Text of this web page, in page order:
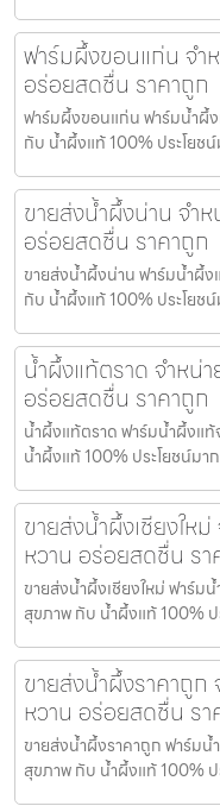
ฟาร์มผึ้งขอนแก่น จำ
อร่อยสดชื่น ราคาถูก
ฟาร์มผึ้งขอนแก่น ฟาร์มน้ำผึ้
กับ น้ำผึ้งแท้ 100% ประโยช
ขายส่งน้ำผึ้งน่าน จำ
อร่อยสดชื่น ราคาถูก
ขายส่งน้ำผึ้งน่าน ฟาร์มน้ำผึ้
กับ น้ำผึ้งแท้ 100% ประโยช
น้ำผึ้งแท้ตราด จำหน่
อร่อยสดชื่น ราคาถูก
น้ำผึ้งแท้ตราด ฟาร์มน้ำผึ้งแ
น้ำผึ้งแท้ 100% ประโยชน์มา
ขายส่งน้ำผึ้งเชียงให
หวาน อร่อยสดชื่น รา
ขายส่งน้ำผึ้งเชียงใหม่ ฟาร์ม
สุขภาพ กับ น้ำผึ้งแท้ 100% ป
ขายส่งน้ำผึ้งราคาถู
หวาน อร่อยสดชื่น รา
ขายส่งน้ำผึ้งราคาถูก ฟาร์มน้
สุขภาพ กับ น้ำผึ้งแท้ 100%